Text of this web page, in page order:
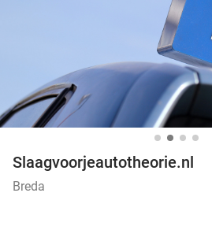
Slaagvoorjeautotheorie.nl
Breda